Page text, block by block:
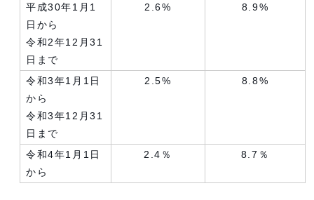
平成30年1月1
日から
令和2年12月31
日まで
2.6% 8.9%
令和3年1月1日
から
令和3年12月31
日まで
2.5% 8.8%
令和4年1月1日
から
2.4％ 8.7％